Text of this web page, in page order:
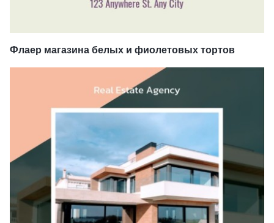
Флаер магазина белых и фиолетовых тортов